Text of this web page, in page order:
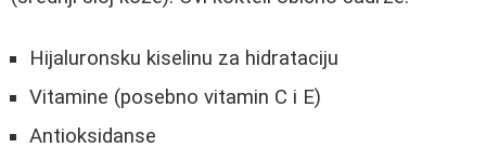
Hijaluronsku kiselinu za hidrataciju
Vitamine (posebno vitamin C i E)
Antioksidanse